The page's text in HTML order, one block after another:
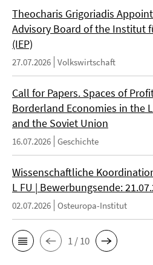
Theocharis Grigoriadis
Advisory Board of the Institut
(IEP)
27.07.2026 Volkswirtschaft
Call for Papers. Spaces of
Borderland Economies in the
and the Soviet Union
16.07.2026 Geschichte
Wissenschaftliche
L FU | Bewerbungsende:
02.07.2026 Osteuropa-Institut
1 / 10